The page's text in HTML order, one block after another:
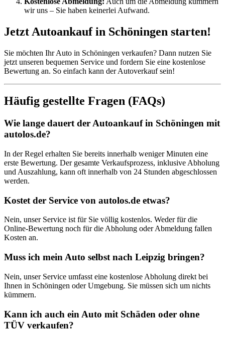
wir uns – Sie haben keinerlei Aufwand.
Jetzt Autoankauf in Schöningen starten!
Sie möchten Ihr Auto in Schöningen verkaufen? Dann nutzen Sie
jetzt unseren bequemen Service und fordern Sie eine kostenlose
Bewertung an. So einfach kann der Autoverkauf sein!
Häufig gestellte Fragen (FAQs)
Wie lange dauert der Autoankauf in Schöningen mit
autolos.de?
In der Regel erhalten Sie bereits innerhalb weniger Minuten eine
erste Bewertung. Der gesamte Verkaufsprozess, inklusive Abholung
und Auszahlung, kann oft innerhalb von 24 Stunden abgeschlossen
werden.
Kostet der Service von autolos.de etwas?
Nein, unser Service ist für Sie völlig kostenlos. Weder für die
Online-Bewertung noch für die Abholung oder Abmeldung fallen
Kosten an.
Muss ich mein Auto selbst nach Leipzig bringen?
Nein, unser Service umfasst eine kostenlose Abholung direkt bei
Ihnen in Schöningen oder Umgebung. Sie müssen sich um nichts
kümmern.
Kann ich auch ein Auto mit Schäden oder ohne
TÜV verkaufen?